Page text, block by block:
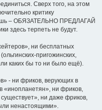
Сверх того, на этом
критику
– ОБЯЗАТЕЛЬНО ПРЕДЛАГАЙ
здесь терпеть не будут.
ни бесплатных
пригожинских,
каких бы то ни было ещё).
- ни фриков, верующих в
«инопланетян», ни фриков,
ни даже фриков,
ненастоящими».